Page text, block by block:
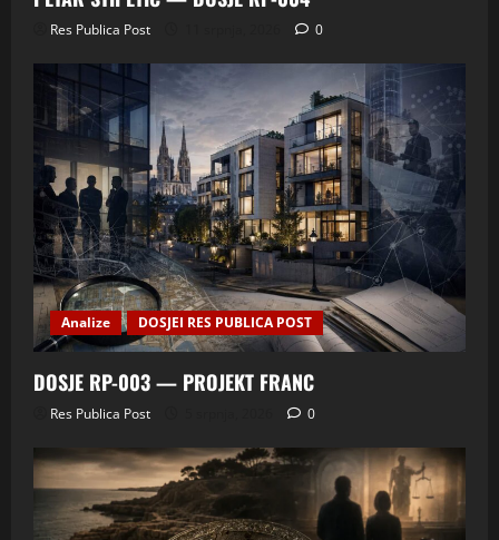
Res Publica Post 0
Analize DOSJEI RES PUBLICA POST
DOSJE RP-003 — PROJEKT FRANC
Res Publica Post 0